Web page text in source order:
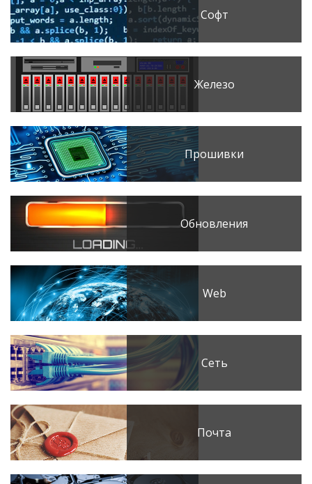
Софт
Железо
Прошивки
Обновления
Web
Сеть
Почта